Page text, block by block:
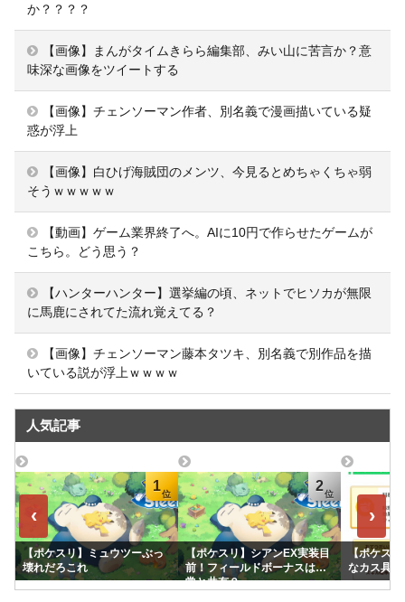
か？？？？
【画像】まんがタイムきらら編集部、みい山に苦言か？意
味深な画像をツイートする
【画像】チェンソーマン作者、別名義で漫画描いている疑
惑が浮上
【画像】白ひげ海賊団のメンツ、今見るとめちゃくちゃ弱
そうｗｗｗｗｗ
【動画】ゲーム業界終了へ。AIに10円で作らせたゲームが
こちら。どう思う？
【ハンターハンター】選挙編の頃、ネットでヒソカが無限
に馬鹿にされてた流れ覚えてる？
【画像】チェンソーマン藤本タツキ、別名義で別作品を描
いている説が浮上ｗｗｗｗ
人気記事
‹
1
【ポケスリ】ミュウツーぶっ
壊れだろこれ
2
【ポケスリ】シアンEX実装目
前！フィールドボーナスは通
常と共有？
【ポケス
なカス具合
›